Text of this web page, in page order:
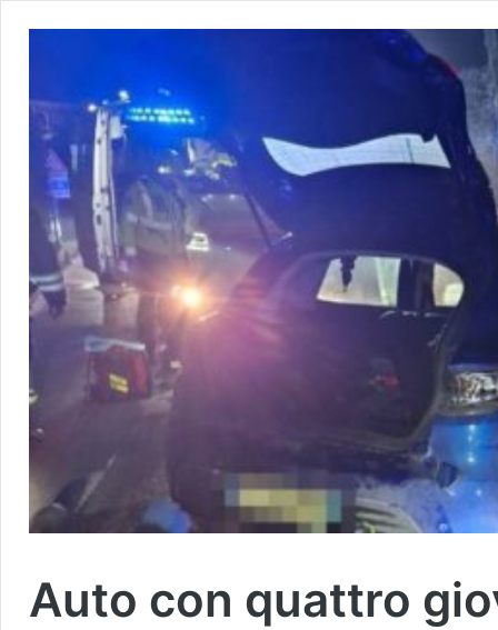
Auto con quattro